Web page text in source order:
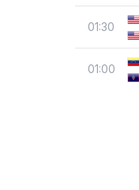
01:30
01:00